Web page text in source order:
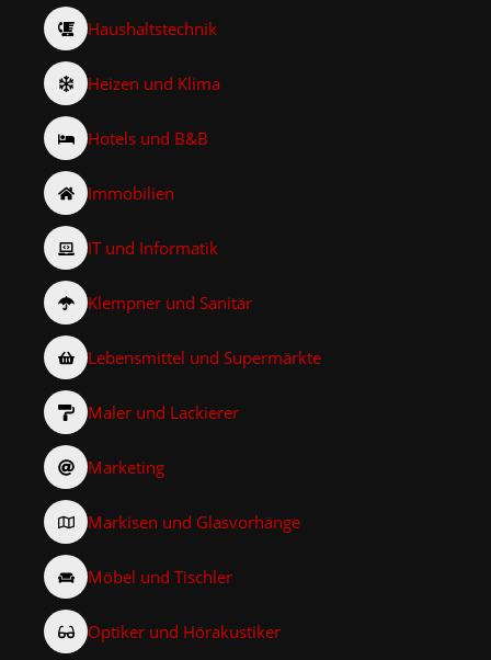
Haushaltstechnik
Heizen und Klima
Hotels und B&B
Immobilien
IT und Informatik
Klempner und Sanitär
Lebensmittel und Supermärkte
Maler und Lackierer
Marketing
Markisen und Glasvorhänge
Möbel und Tischler
Optiker und Hörakustiker